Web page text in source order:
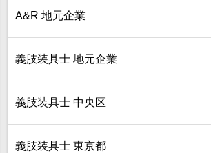
A&R 地元企業
義肢装具士 地元企業
義肢装具士 中央区
義肢装具士 東京都